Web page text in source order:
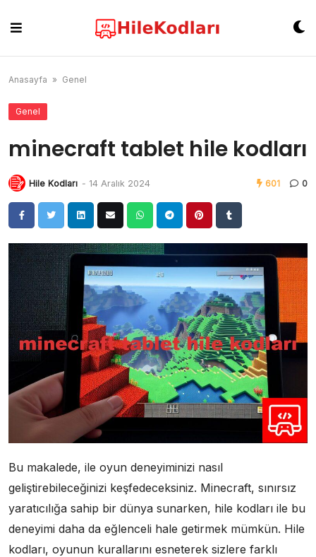
content
Anasayfa » Genel
Genel
minecraft tablet hile kodları
Hile Kodları - 14 Aralık 2024 601 0
Bu makalede, ile oyun deneyiminizi nasıl
geliştirebileceğinizi keşfedeceksiniz. Minecraft, sınırsız
yaratıcılığa sahip bir dünya sunarken, hile kodları ile bu
deneyimi daha da eğlenceli hale getirmek mümkün. Hile
kodları, oyunun kurallarını esneterek sizlere farklı